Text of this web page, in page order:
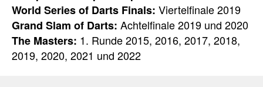
World Series of Darts Finals: Viertelfinale 2019
Grand Slam of Darts: Achtelfinale 2019 und 2020
The Masters: 1. Runde 2015, 2016, 2017, 2018,
2019, 2020, 2021 und 2022